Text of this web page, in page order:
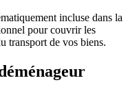
incluse dans la
pour couvrir les
transport de vos biens.